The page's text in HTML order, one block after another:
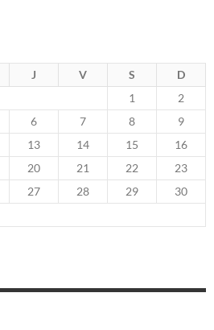
J V S
D
1
2
6 7 8
9
13 14 15
16
20 21 22
23
27 28 29
30